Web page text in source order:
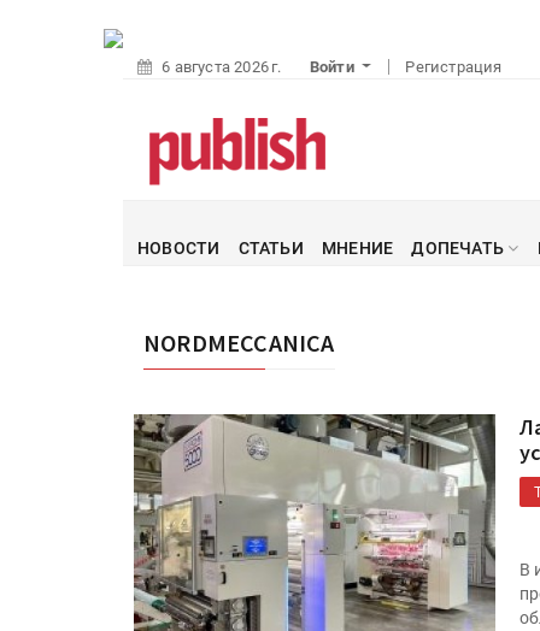
6 августа 2026 г. Войти Регистрация
НОВОСТИ СТАТЬИ МНЕНИЕ ДОПЕЧАТЬ
NORDMECCANICA
В